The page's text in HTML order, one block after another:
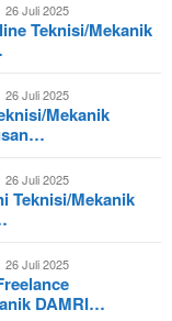
26 Juli 2025
Teknisi/Mekanik
26 Juli 2025
Mekanik
26 Juli 2025
Teknisi/Mekanik
26 Juli 2025
DAMRI…